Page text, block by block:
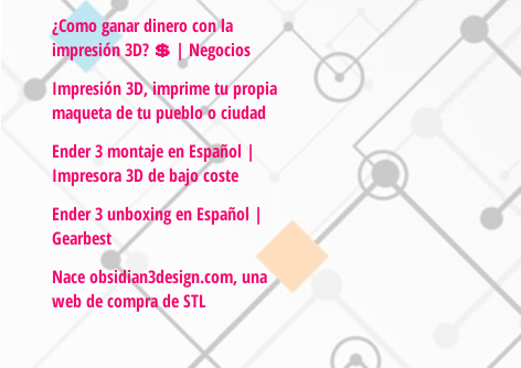
¿Como ganar dinero con la
impresión 3D? 💲 | Negocios
Impresión 3D, imprime tu propia
maqueta de tu pueblo o ciudad
Ender 3 montaje en Español |
Impresora 3D de bajo coste
Ender 3 unboxing en Español |
Gearbest
Nace obsidian3design.com, una
web de compra de STL
optimizados para la impresión